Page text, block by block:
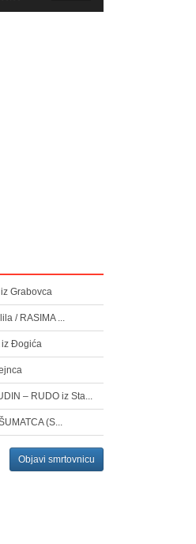
Gore/Dole
Grabovca
/ RASIMA ...
iz Đogića
– RUDO iz Sta...
(S...
Objavi smrtovnicu